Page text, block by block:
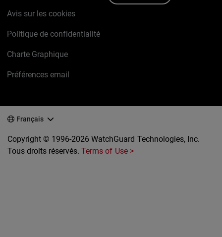
Avis sur les cookies
Politique de confidentialité
Charte Graphique
Préférences email
Français
Copyright © 1996-2026 WatchGuard Technologies, Inc.
Tous droits réservés.Terms of Use >